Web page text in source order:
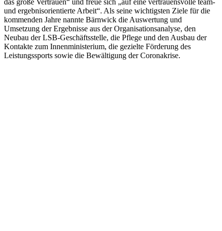
das große Vertrauen“ und freue sich „auf eine vertrauensvolle team-
und ergebnisorientierte Arbeit“. Als seine wichtigsten Ziele für die
kommenden Jahre nannte Bärnwick die Auswertung und
Umsetzung der Ergebnisse aus der Organisationsanalyse, den
Neubau der LSB-Geschäftsstelle, die Pflege und den Ausbau der
Kontakte zum Innenministerium, die gezielte Förderung des
Leistungssports sowie die Bewältigung der Coronakrise.